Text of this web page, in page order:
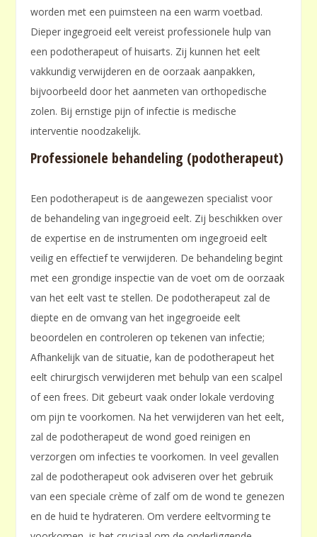
worden met een puimsteen na een warm voetbad.
Dieper ingegroeid eelt vereist professionele hulp van
een podotherapeut of huisarts. Zij kunnen het eelt
vakkundig verwijderen en de oorzaak aanpakken,
bijvoorbeeld door het aanmeten van orthopedische
zolen. Bij ernstige pijn of infectie is medische
interventie noodzakelijk.
Professionele behandeling (podotherapeut)
Een podotherapeut is de aangewezen specialist voor
de behandeling van ingegroeid eelt. Zij beschikken over
de expertise en de instrumenten om ingegroeid eelt
veilig en effectief te verwijderen. De behandeling begint
met een grondige inspectie van de voet om de oorzaak
van het eelt vast te stellen. De podotherapeut zal de
diepte en de omvang van het ingegroeide eelt
beoordelen en controleren op tekenen van infectie;
Afhankelijk van de situatie, kan de podotherapeut het
eelt chirurgisch verwijderen met behulp van een scalpel
of een frees. Dit gebeurt vaak onder lokale verdoving
om pijn te voorkomen. Na het verwijderen van het eelt,
zal de podotherapeut de wond goed reinigen en
verzorgen om infecties te voorkomen. In veel gevallen
zal de podotherapeut ook adviseren over het gebruik
van een speciale crème of zalf om de wond te genezen
en de huid te hydrateren. Om verdere eeltvorming te